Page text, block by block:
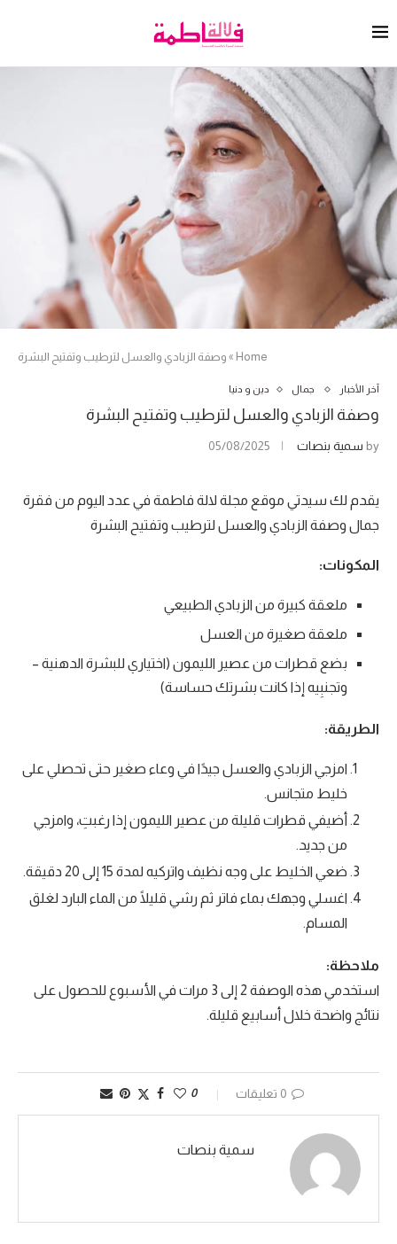
Home
» وصفة الزبادي والعسل لترطيب وتفتيح البشرة
آخر الأخبار جمال دين و دنيا
وصفة الزبادي والعسل لترطيب وتفتيح البشرة
by سمية بنصات 05/08/2025
يقدم لك سيدتي موقع مجلة لالة فاطمة في عدد اليوم من فقرة
جمال وصفة الزبادي والعسل لترطيب وتفتيح البشرة
المكونات:
ملعقة كبيرة من الزبادي الطبيعي
ملعقة صغيرة من العسل
بضع قطرات من عصير الليمون (اختياري للبشرة الدهنية –
وتجنبِيه إذا كانت بشرتك حساسة)
الطريقة:
امزجي الزبادي والعسل جيدًا في وعاء صغير حتى تحصلي على
خليط متجانس.
أضيفي قطرات قليلة من عصير الليمون إذا رغبتِ، وامزجي
من جديد.
ضعي الخليط على وجه نظيف واتركيه لمدة 15 إلى 20 دقيقة.
اغسلي وجهك بماء فاتر ثم رشي قليلًا من الماء البارد لغلق
المسام.
ملاحظة:
استخدمي هذه الوصفة 2 إلى 3 مرات في الأسبوع للحصول على
نتائج واضحة خلال أسابيع قليلة.
0 تعليقات 0
سمية بنصات